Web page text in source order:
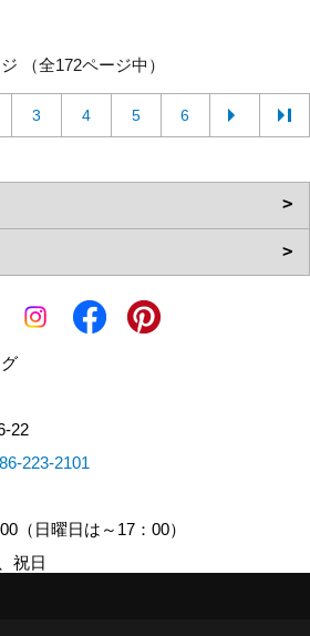
（全172ページ中）
3 4 5 6
22
223-2101
（日曜日は～17：00）
祝日